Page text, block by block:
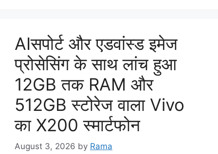
AIसपोर्ट और एडवांस्ड इमेज
प्रोसेसिंग के साथ लांच हुआ
12GB तक RAM और
512GB स्टोरेज वाला Vivo
का X200 स्मार्टफोन
August 3, 2026 by Rama